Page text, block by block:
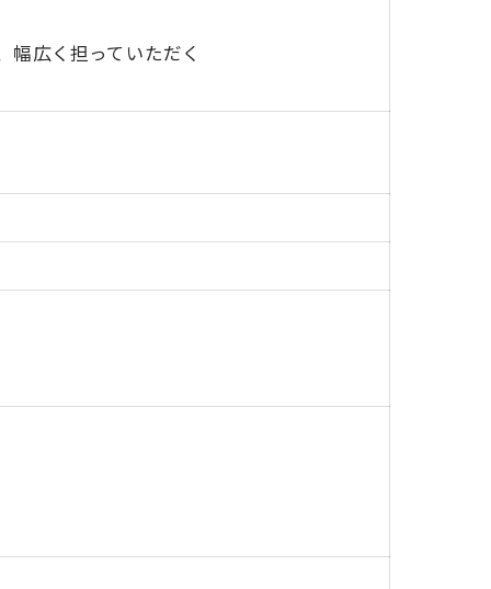
幅広く担っていただく